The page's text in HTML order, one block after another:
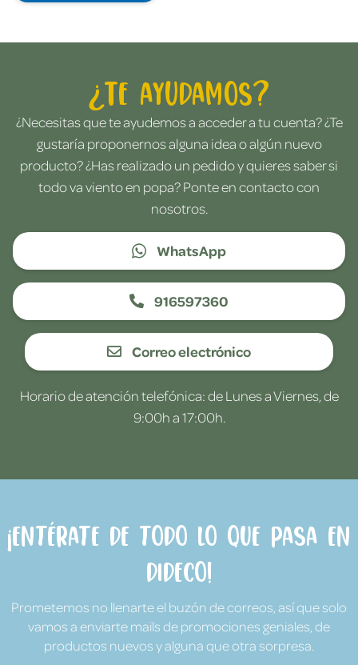
¿Te ayudamos?
¿Necesitas que te ayudemos a acceder a tu cuenta? ¿Te
gustaría proponernos alguna idea o algún nuevo
producto? ¿Has realizado un pedido y quieres saber si
todo va viento en popa? Ponte en contacto con
nosotros.
WhatsApp
916597360
Correo electrónico
Horario de atención telefónica: de Lunes a Viernes, de
9:00h a 17:00h.
¡Entérate de todo lo que pasa en
Dideco!
Prometemos no llenarte el buzón de correos, así que solo
vamos a enviarte mails de promociones geniales, de
productos nuevos y alguna que otra sorpresa.